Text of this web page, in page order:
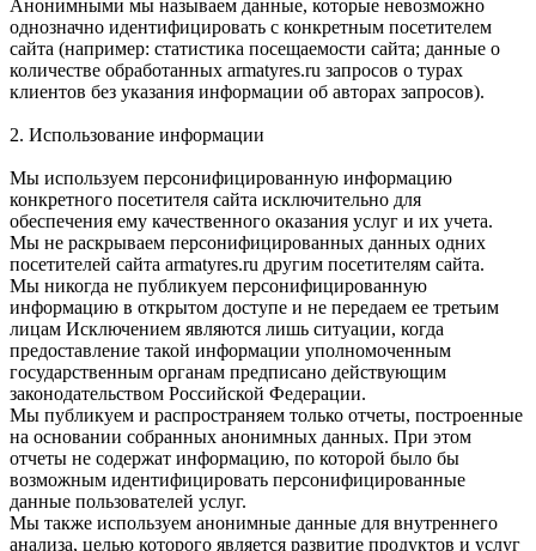
Анонимными мы называем данные, которые невозможно
однозначно идентифицировать с конкретным посетителем
сайта (например: статистика посещаемости сайта; данные о
количестве обработанных armatyres.ru запросов о турах
клиентов без указания информации об авторах запросов).
2. Использование информации
Мы используем персонифицированную информацию
конкретного посетителя сайта исключительно для
обеспечения ему качественного оказания услуг и их учета.
Мы не раскрываем персонифицированных данных одних
посетителей сайта armatyres.ru другим посетителям сайта.
Мы никогда не публикуем персонифицированную
информацию в открытом доступе и не передаем ее третьим
лицам Исключением являются лишь ситуации, когда
предоставление такой информации уполномоченным
государственным органам предписано действующим
законодательством Российской Федерации.
Мы публикуем и распространяем только отчеты, построенные
на основании собранных анонимных данных. При этом
отчеты не содержат информацию, по которой было бы
возможным идентифицировать персонифицированные
данные пользователей услуг.
Мы также используем анонимные данные для внутреннего
анализа, целью которого является развитие продуктов и услуг